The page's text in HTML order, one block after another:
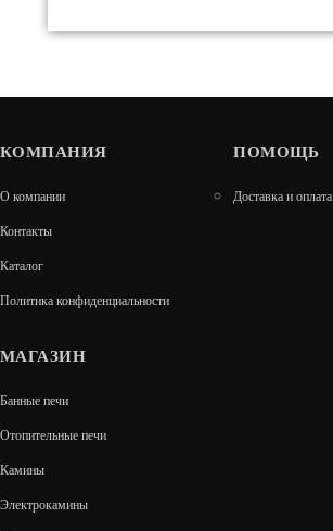
830/40 ЗМЕЕВИК
КОМПАНИЯ
О компании
Контакты
Каталог
Политика конфиденциальности
ПОМОЩЬ
Доставка и оплата
МАГАЗИН
Банные печи
Отопительные печи
Камины
Электрокамины